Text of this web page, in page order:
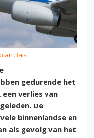
Bais
gedurende het
verlies van
De
binnenlandse en
als gevolg van het